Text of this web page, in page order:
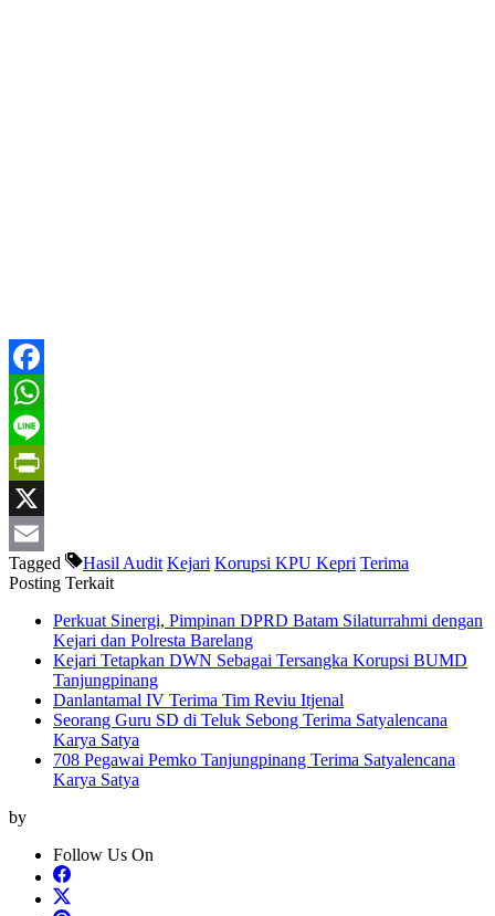
Facebook
WhatsApp
Line
PrintFriendly
X
Email
Tagged Hasil Audit Kejari Korupsi KPU Kepri Terima
Posting Terkait
Perkuat Sinergi, Pimpinan DPRD Batam Silaturrahmi dengan
Kejari dan Polresta Barelang
Kejari Tetapkan DWN Sebagai Tersangka Korupsi BUMD
Tanjungpinang
Danlantamal IV Terima Tim Reviu Itjenal
Seorang Guru SD di Teluk Sebong Terima Satyalencana
Karya Satya
708 Pegawai Pemko Tanjungpinang Terima Satyalencana
Karya Satya
by
Follow Us On